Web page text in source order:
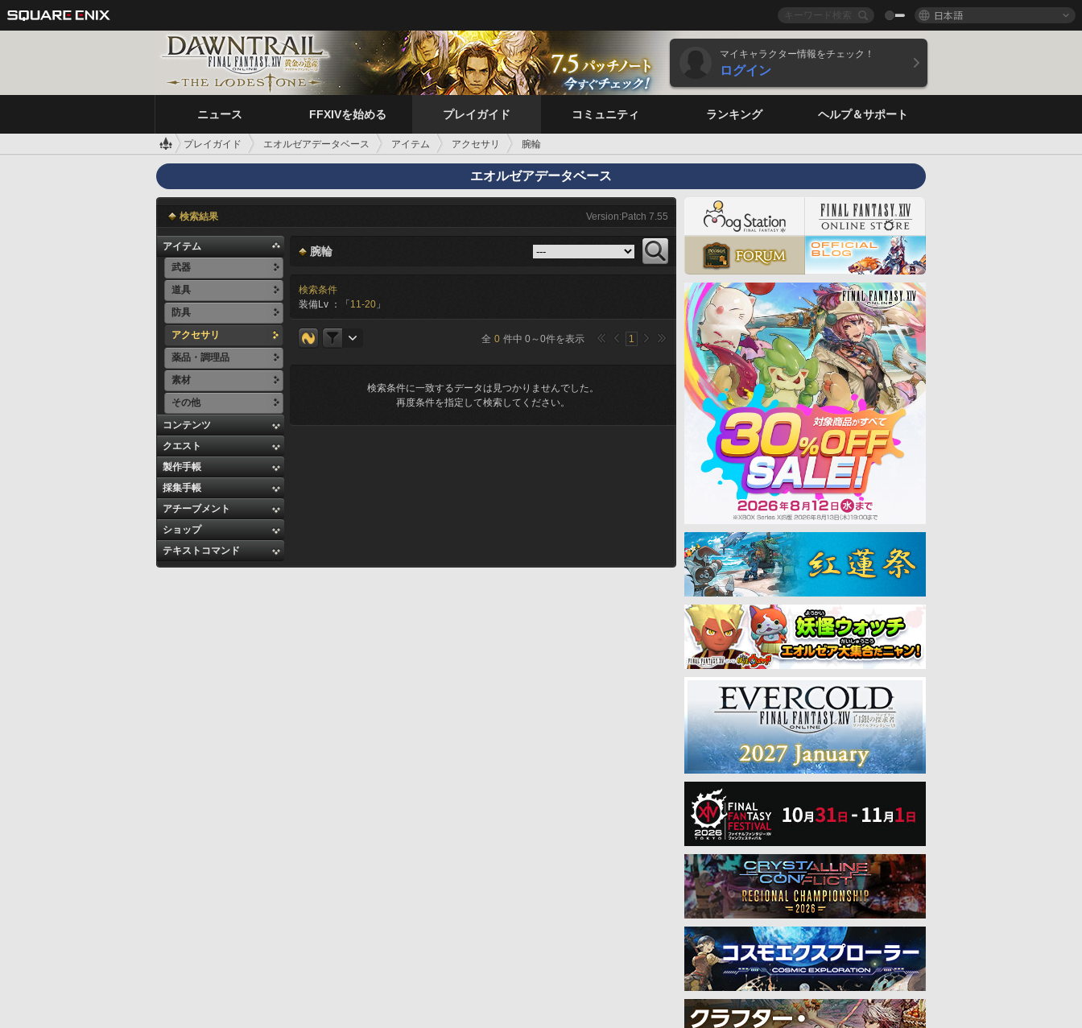
日本語
マイキャラクター情報をチェック！
ログイン
ニュース FFXIVを始める プレイガイド コミュニティ ランキング ヘルプ＆サポート
プレイガイド エオルゼアデータベース アイテム アクセサリ 腕輪
エオルゼアデータベース
検索結果 Version:Patch 7.55
アイテム
武器
道具
防具
アクセサリ
薬品・調理品
素材
その他
コンテンツ
クエスト
製作手帳
採集手帳
アチーブメント
ショップ
テキストコマンド
腕輪
検索条件
装備Lv ：「 11-20 」
全 0 件中 0～0件を表示 1
検索条件に一致するデータは見つかりませんでした。
再度条件を指定して検索してください。